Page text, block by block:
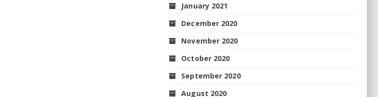
January 2021
December 2020
November 2020
October 2020
September 2020
August 2020